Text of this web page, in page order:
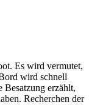
Es wird vermutet,
wird schnell
erzählt,
Recherchen der